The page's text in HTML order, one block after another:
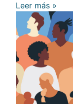
Leer más »